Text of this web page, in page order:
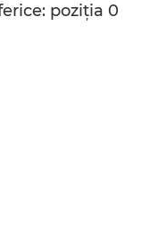
poziţia 0